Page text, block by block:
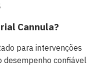
Cannula?
para intervenções
desempenho confiável